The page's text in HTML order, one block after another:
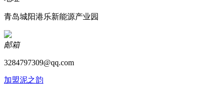
青岛城阳港乐新能源产业园
邮箱
3284797309@qq.com
加盟泥之韵